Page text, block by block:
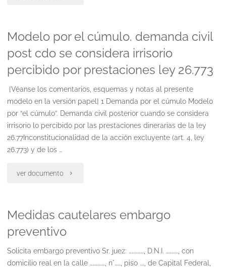
extraordinario"
Modelo por el cúmulo. demanda civil
post cdo se considera irrisorio
percibido por prestaciones ley 26.773
[Véanse los comentarios, esquemas y notas al presente
modelo en la versión papel] 1 Demanda por el cúmulo Modelo
por “el cúmulo”. Demanda civil posterior cuando se considera
irrisorio lo percibido por las prestaciones dinerarias de la ley
26.77Inconstitucionalidad de la acción excluyente (art. 4, ley
26.773) y de los …
ver documento "Modelo
el
cúmulo.
demanda
Medidas cautelares embargo
preventivo
Solicita embargo preventivo Sr. juez: ……………, D.N.I. …………, con
domicilio real en la calle ……………, n°……, piso …., de Capital Federal,